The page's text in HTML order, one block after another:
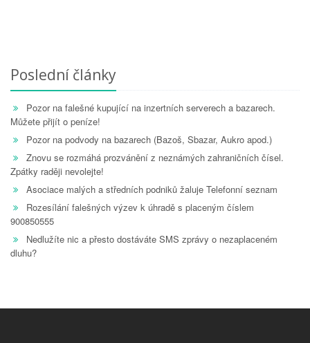
Poslední články
Pozor na falešné kupující na inzertních serverech a bazarech.
Můžete přijít o peníze!
Pozor na podvody na bazarech (Bazoš, Sbazar, Aukro apod.)
Znovu se rozmáhá prozvánění z neznámých zahraničních čísel.
Zpátky raději nevolejte!
Asociace malých a středních podniků žaluje Telefonní seznam
Rozesílání falešných výzev k úhradě s placeným číslem
900850555
Nedlužíte nic a přesto dostáváte SMS zprávy o nezaplaceném
dluhu?